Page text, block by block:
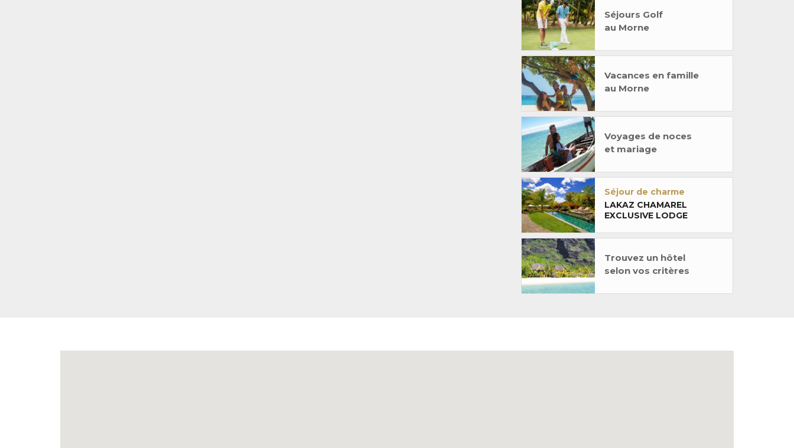
Séjours Golf
au Morne
Vacances en famille
au Morne
Voyages de noces
et mariage
Séjour de charme
LAKAZ CHAMAREL
EXCLUSIVE LODGE
Trouvez un hôtel
selon vos critères